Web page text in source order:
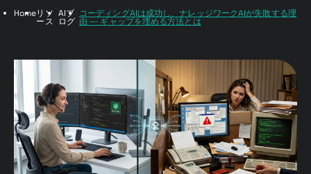
Homeリソ
ース
AIブ
ログ
コーディングAIは成功し、ナレッジワークAIが失敗する理
由 ― ギャップを埋める方法とは